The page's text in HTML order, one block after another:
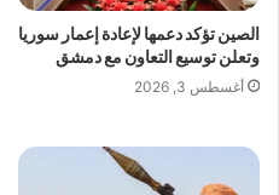
الصين تؤكد دعمها لإعادة إعمار سوريا
وتعلن توسيع التعاون مع دمشق
أغسطس 3, 2026